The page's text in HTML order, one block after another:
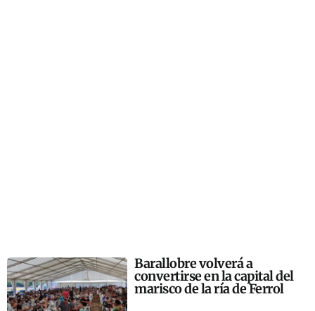
Barallobre volverá a
convertirse en la capital del
marisco de la ría de Ferrol